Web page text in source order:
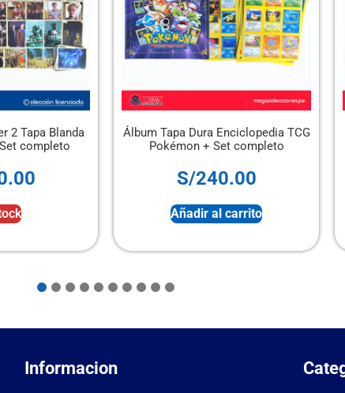
Dura Enciclopedia TCG
+ Set completo
S/240.00
Añadir al carrito
Álbum Pasión de Gavilanes
completo
S/
Añadir al carrito
Informacion